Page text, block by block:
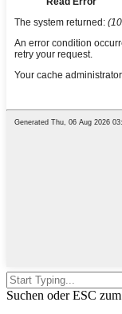
Suchen oder ESC